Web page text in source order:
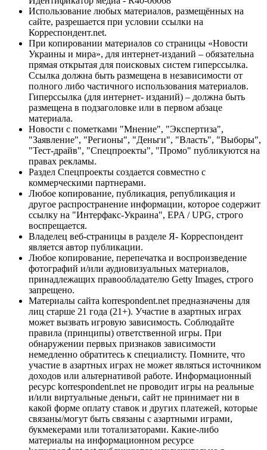
Использование любых материалов, размещённых на
сайте, разрешается при условии ссылки на
Корреспондент.net.
При копировании материалов со страницы «Новости
Украины и мира», для интернет-изданий – обязательна
прямая открытая для поисковых систем гиперссылка.
Ссылка должна быть размещена в независимости от
полного либо частичного использования материалов.
Гиперссылка (для интернет- изданий) – должна быть
размещена в подзаголовке или в первом абзаце
материала.
Новости с пометками "Мнение", "Экспертиза",
"Заявление", "Регионы", "Деньги", "Власть", "Выборы",
"Тест-драйв", "Спецпроекты", "Промо" публикуются на
правах рекламы.
Раздел Спецпроекты создается совместно с
коммерческими партнерами.
Любое копирование, публикация, републикация и
другое распространение информации, которое содержит
ссылку на "Интерфакс-Украина", EPA / UPG, строго
воспрещается.
Владелец веб-страницы в разделе Я- Корреспондент
является автор публикации.
Любое копирование, перепечатка и воспроизведение
фотографий и/или аудиовизуальных материалов,
принадлежащих правообладателю Getty Images, строго
запрещено.
Материалы сайта korrespondent.net предназначены для
лиц старше 21 года (21+). Участие в азартных играх
может вызвать игровую зависимость. Соблюдайте
правила (принципы) ответственной игры. При
обнаружении первых признаков зависимости
немедленно обратитесь к специалисту. Помните, что
участие в азартных играх не может являться источником
доходов или альтернативой работе. Информационный
ресурс korrespondent.net не проводит игры на реальные
и/или виртуальные деньги, сайт не принимает ни в
какой форме оплату ставок и других платежей, которые
связаны/могут быть связаны с азартными играми,
букмекерами или тотализаторами. Какие-либо
материалы на информационном ресурсе